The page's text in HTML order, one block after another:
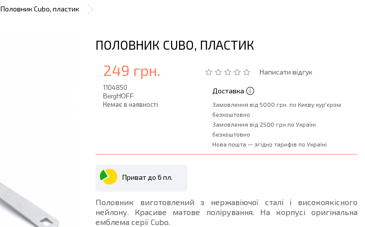
Половник Cubo, пластик
ПОЛОВНИК CUBO, ПЛАСТИК
Написати відгук
249 грн.
1104850
BergHOFF
Немає в наявності
Доставка
Замовлення від 5000 грн. по Києву кур'єром
безкоштовно
Замовлення від 2500 грн.по Україні
безкоштовно
Нова пошта — згідно тарифів по Україні
Приват до 6 пл.
Половник виготовлений з нержавіючої сталі і високоякісного
нейлону. Красиве матове полірування. На корпусі оригінальна
емблема серії Cubo.